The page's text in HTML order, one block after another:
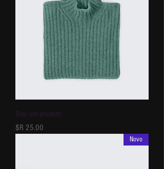
Sou um produto
מחיר
Novo